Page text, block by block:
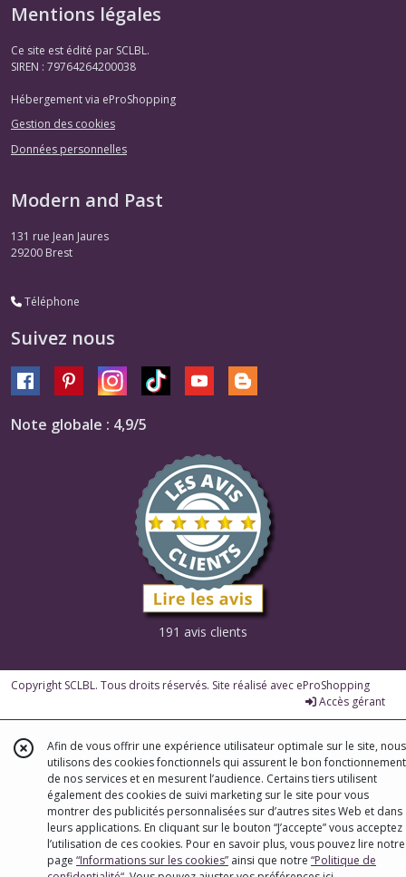
Mentions légales
Ce site est édité par SCLBL.
SIREN : 79764264200038
Hébergement via eProShopping
Gestion des cookies
Données personnelles
Modern and Past
131 rue Jean Jaures
29200 Brest
Téléphone
Suivez nous
Note globale : 4,9/5
191 avis clients
Copyright SCLBL. Tous droits réservés. Site réalisé avec eProShopping
Accès gérant
Afin de vous offrir une expérience utilisateur optimale sur le site, nous
utilisons des cookies fonctionnels qui assurent le bon fonctionnement
de nos services et en mesurent l’audience. Certains tiers utilisent
également des cookies de suivi marketing sur le site pour vous
montrer des publicités personnalisées sur d’autres sites Web et dans
leurs applications. En cliquant sur le bouton “J’accepte” vous acceptez
l’utilisation de ces cookies. Pour en savoir plus, vous pouvez lire notre
page “Informations sur les cookies” ainsi que notre “Politique de